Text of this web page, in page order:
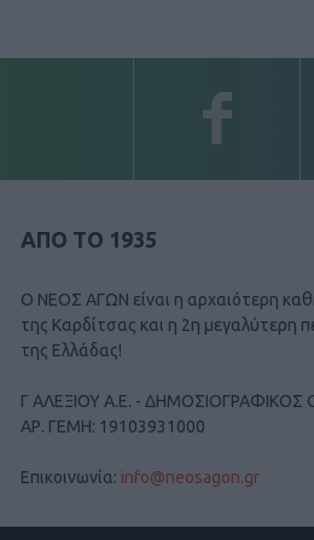
ΑΠΟ ΤΟ 1935
Ο ΝΕΟΣ ΑΓΩΝ είναι η αρχαιότερη
της Καρδίτσας και η 2η μεγαλύτερη
της Ελλάδας!
Γ ΑΛΕΞΙΟΥ Α.Ε. - ΔΗΜΟΣΙΟΓΡΑΦΙΚΟΣ
ΑΡ. ΓΕΜΗ: 19103931000
Επικοινωνία: info@neosagon.gr